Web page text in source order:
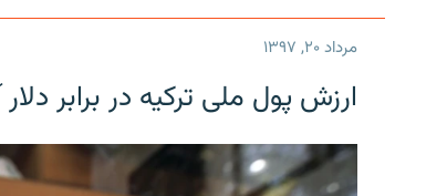
مرداد ۲۰, ۱۳۹۷
ارزش پول ملی ترکیه در برابر دلار آمریکا